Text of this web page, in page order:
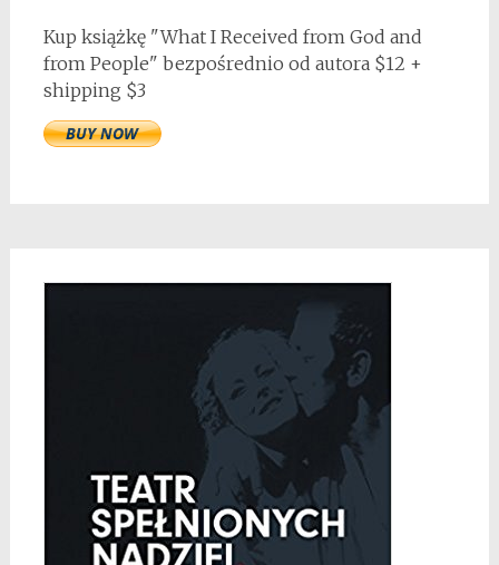
Kup książkę "What I Received from God and
from People" bezpośrednio od autora $12 +
shipping $3